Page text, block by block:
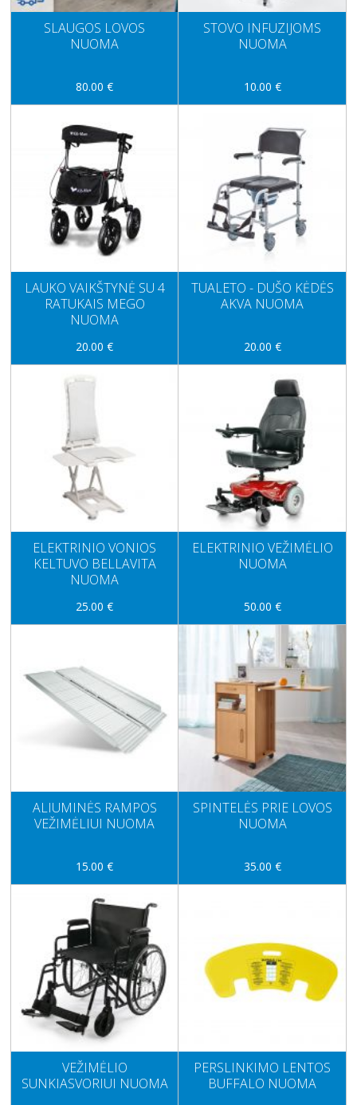
SLAUGOS LOVOS
NUOMA
80.00 €
STOVO INFUZIJOMS
NUOMA
10.00 €
LAUKO VAIKŠTYNĖ SU 4
RATUKAIS MEGO
NUOMA
20.00 €
TUALETO - DUŠO KĖDĖS
AKVA NUOMA
20.00 €
ELEKTRINIO VONIOS
KELTUVO BELLAVITA
NUOMA
25.00 €
ELEKTRINIO VEŽIMĖLIO
NUOMA
50.00 €
ALIUMINĖS RAMPOS
VEŽIMĖLIUI NUOMA
15.00 €
SPINTELĖS PRIE LOVOS
NUOMA
35.00 €
VEŽIMĖLIO
SUNKIASVORIUI NUOMA
PERSLINKIMO LENTOS
BUFFALO NUOMA